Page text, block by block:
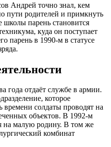
Андрей точно знал, кем
пути родителей и примкнуть
школы парень становится
куда он поступает
парень в 1990-м в статусе
года отдаёт службе в армии.
которое
времени солдаты проводят на
объектов. В 1992-м
на малую родину. В том же
комбинат